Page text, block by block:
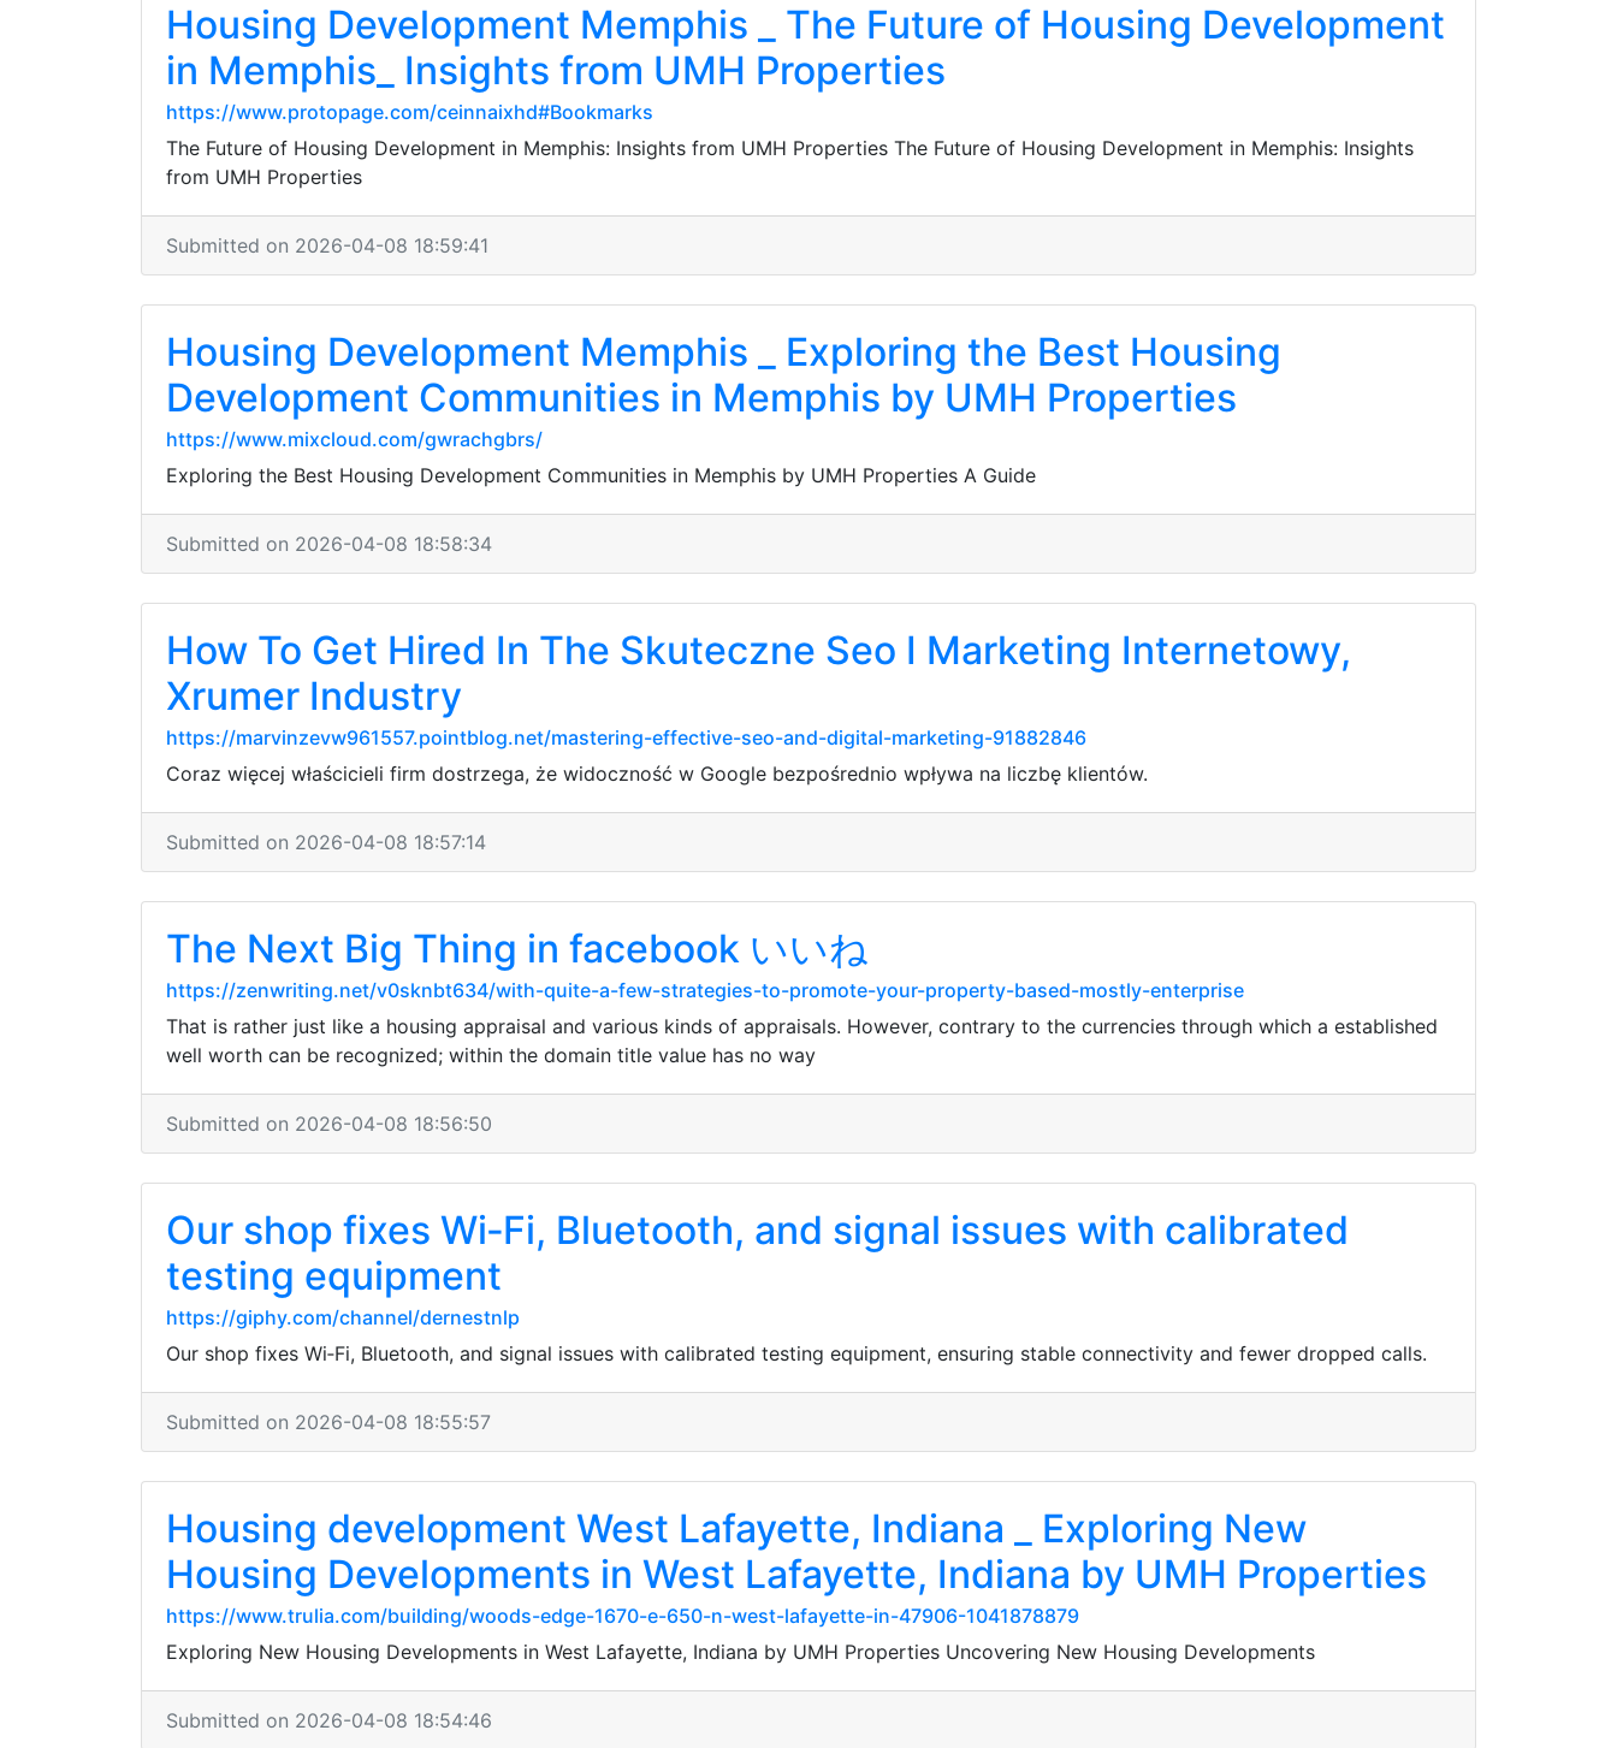
Housing Development Memphis _ The Future of Housing Development
in Memphis_ Insights from UMH Properties
https://www.protopage.com/ceinnaixhd#Bookmarks
The Future of Housing Development in Memphis: Insights from UMH Properties The Future of Housing Development in Memphis: Insights
from UMH Properties
Submitted on 2026-04-08 18:59:41
Housing Development Memphis _ Exploring the Best Housing
Development Communities in Memphis by UMH Properties
https://www.mixcloud.com/gwrachgbrs/
Exploring the Best Housing Development Communities in Memphis by UMH Properties A Guide
Submitted on 2026-04-08 18:58:34
How To Get Hired In The Skuteczne Seo I Marketing Internetowy,
Xrumer Industry
https://marvinzevw961557.pointblog.net/mastering-effective-seo-and-digital-marketing-91882846
Coraz więcej właścicieli firm dostrzega, że widoczność w Google bezpośrednio wpływa na liczbę klientów.
Submitted on 2026-04-08 18:57:14
The Next Big Thing in facebook いいね
https://zenwriting.net/v0sknbt634/with-quite-a-few-strategies-to-promote-your-property-based-mostly-enterprise
That is rather just like a housing appraisal and various kinds of appraisals. However, contrary to the currencies through which a established
well worth can be recognized; within the domain title value has no way
Submitted on 2026-04-08 18:56:50
Our shop fixes Wi‑Fi, Bluetooth, and signal issues with calibrated
testing equipment
https://giphy.com/channel/dernestnlp
Our shop fixes Wi‑Fi, Bluetooth, and signal issues with calibrated testing equipment, ensuring stable connectivity and fewer dropped calls.
Submitted on 2026-04-08 18:55:57
Housing development West Lafayette, Indiana _ Exploring New
Housing Developments in West Lafayette, Indiana by UMH Properties
https://www.trulia.com/building/woods-edge-1670-e-650-n-west-lafayette-in-47906-1041878879
Exploring New Housing Developments in West Lafayette, Indiana by UMH Properties Uncovering New Housing Developments
Submitted on 2026-04-08 18:54:46